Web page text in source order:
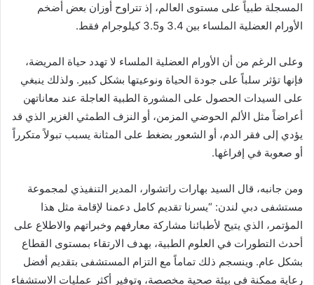
المسجلة طبياً على مستوى العالم، إذ تتراوح أوزان بعض أضخم
الأورام العضلية الملساء بين 3.4 و3.5 كيلوجرام فقط.
وعلى الرغم من أن الأورام العضلية الملساء لا تهدد حياة المريضة،
فإنها تؤثر سلباً على جودة الحياة ونوعيتها بشكل كبير. ولذلك ينبغي
على السيدات الحصول على المشورة الطبية العاجلة عند معاناتهن
أعراضاً مثل الألم الحوضي المزمن، أو النزف الطمثي الغزير الذي قد
يؤدي إلى فقر الدم، أو الشعور بضغط على المثانة يسبب تبولاً متكرراً
أو صعوبة في إفراغها.
ومن جانبه، قال السيد بهارات راتشوار، المدير التنفيذي لمجموعة
مستشفى دبي لندن: “يسرنا تقديم كامل دعمنا لإقامة مثل هذا
المؤتمر، الذي يتيح لأطبائنا مشاركة معارفهم وخبراتهم والاطلاع على
أحدث التطورات في العلوم الطبية، بهدف الارتقاء بمستوى القطاع
بشكل عام. وينسجم ذلك تماماً مع التزام المستشفى بتقديم أفضل
رعاية ممكنة في بيئة صحية مخصصة، وتوفير أكثر عمليات الاستشفاء